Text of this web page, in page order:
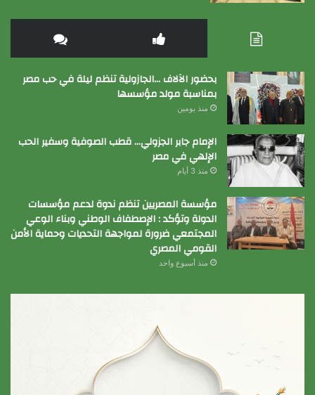
بحضور الآلاف …الجازولية تنظم ليلة في حب مصر
بمناسبة مولد مؤسسها
منذ يومين
الإمام جابر الجزولي… قطب الصوفية وسفير الحب
الإلهي في مصر
منذ 3 أيام
مؤسسة المصريين تنظم ندوة لدعم مؤسسات
الدولة وتؤكد : الإصطفاف الوطني وبناء الوعي
المجتمعي ضرورة لمواجهة التحديات وحماية الأمن
القومي المصري
منذ أسبوع واحد